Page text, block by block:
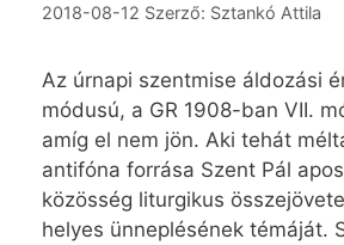
2018-08-12 Szerző: Sztankó Attila
Az úrnapi szentmise áldozási
módusú, a GR 1908-ban VII.
amíg el nem jön. Aki tehát
antifóna forrása Szent Pál
közösség liturgikus
helyes ünneplésének témáját.